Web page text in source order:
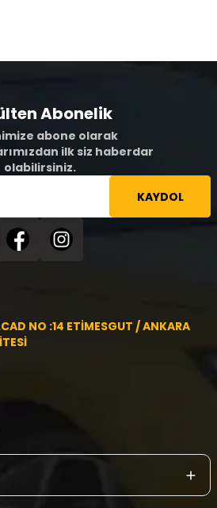
Abonelik
abone olarak
ilk siz haberdar
olabilirsiniz.
KAYDOL
NO :14 ETİMESGUT / ANKARA